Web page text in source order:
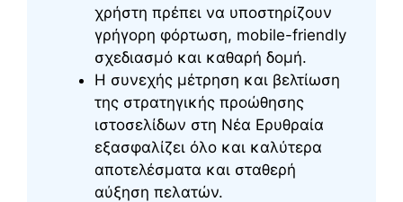
χρήστη πρέπει να υποστηρίζουν
γρήγορη φόρτωση, mobile-friendly
σχεδιασμό και καθαρή δομή.
Η συνεχής μέτρηση και βελτίωση
της στρατηγικής προώθησης
ιστοσελίδων στη Νέα Ερυθραία
εξασφαλίζει όλο και καλύτερα
αποτελέσματα και σταθερή
αύξηση πελατών.